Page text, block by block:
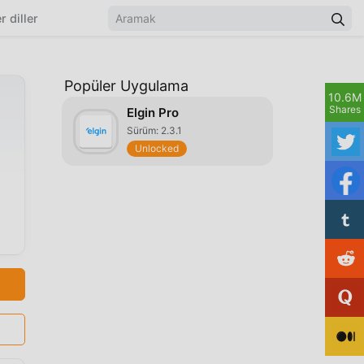
diller
Popüler Uygulama
Elgin Pro
Sürüm: 2.3.1
Unlocked
10.6M
Shares